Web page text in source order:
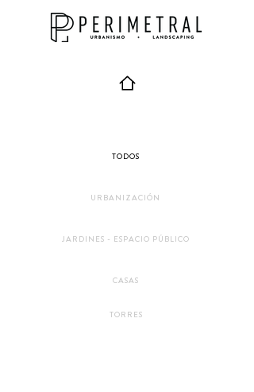
TODOS
URBANIZACIÓN
JARDINES - ESPACIO PÚBLICO
CASAS
TORRES